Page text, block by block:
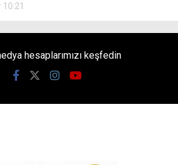
hesaplarımızı keşfedin